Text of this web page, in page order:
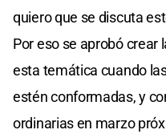
quiero que se discuta
Por eso se aprobó crear
esta temática cuando
estén conformadas, y
ordinarias en marzo